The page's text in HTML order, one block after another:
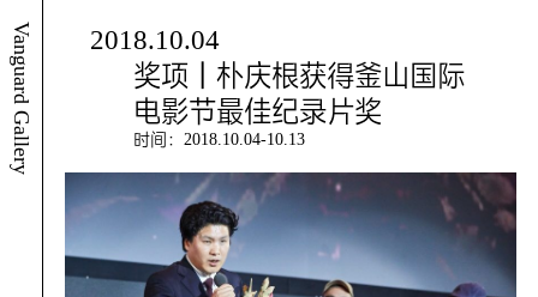
Vanguard Gallery
2018.10.04
奖项｜朴庆根获得釜山国际
电影节最佳纪录片奖
时间：2018.10.04-10.13